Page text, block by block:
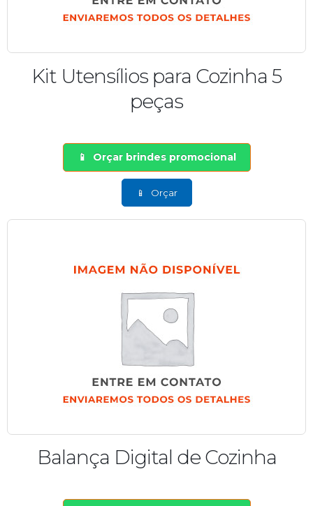
Kit Utensílios para Cozinha 5
peças
Orçar brindes promocional
Orçar
Balança Digital de Cozinha